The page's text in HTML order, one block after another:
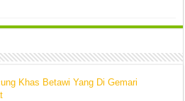
Khas Betawi Yang Di Gemari